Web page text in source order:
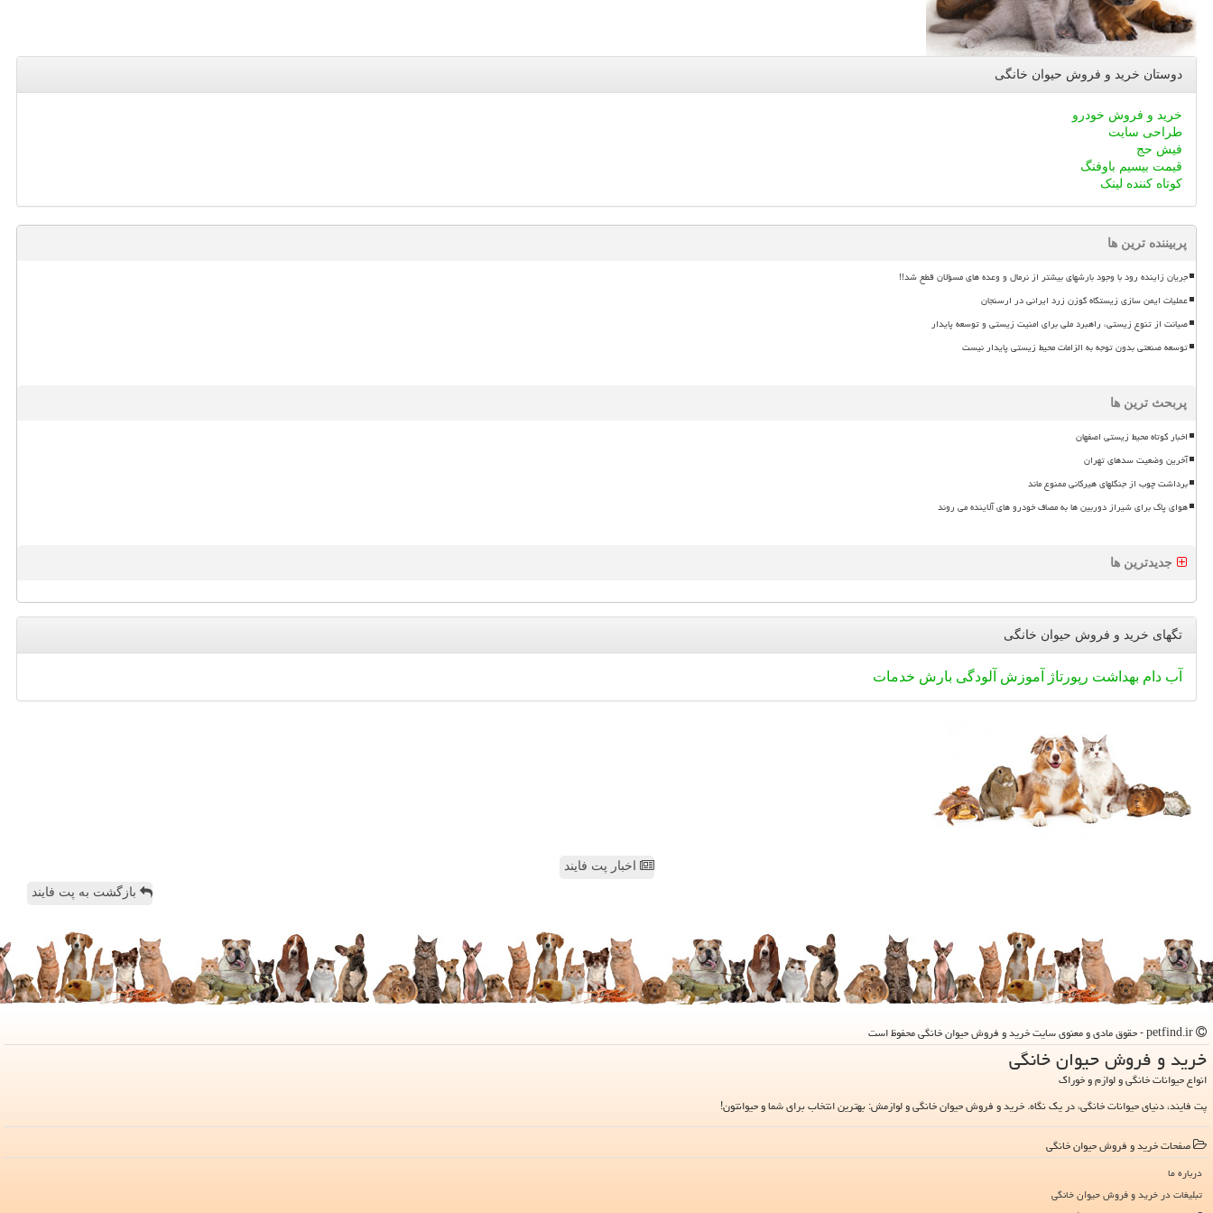
دوستان خرید و فروش حیوان خانگی
خرید و فروش خودرو
طراحی سایت
فیش حج
قیمت بیسیم باوفنگ
کوتاه کننده لینک
پربیننده ترین ها
جریان زاینده رود با وجود بارشهای بیشتر از نرمال و وعده های مسؤلان قطع شد!!
عملیات ایمن سازی زیستگاه گوزن زرد ایرانی در ارسنجان
صیانت از تنوع زیستی، راهبرد ملی برای امنیت زیستی و توسعه پایدار
توسعه صنعتی بدون توجه به الزامات محیط زیستی پایدار نیست
پربحث ترین ها
اخبار کوتاه محیط زیستی اصفهان
آخرین وضعیت سدهای تهران
برداشت چوب از جنگلهای هیرکانی ممنوع ماند
هوای پاک برای شیراز دوربین ها به مصاف خودرو های آلاینده می روند
جدیدترین ها
تگهای خرید و فروش حیوان خانگی
آب دام بهداشت رپورتاژ آموزش آلودگی بارش خدمات
اخبار پت فایند
بازگشت به پت فایند
خرید و فروش حیوان خانگی
انواع حیوانات خانگی و لوازم و خوراک
پت فایند، دنیای حیوانات خانگی، در یک نگاه. خرید و فروش حیوان خانگی و لوازمش: بهترین انتخاب برای شما و حیوانتون!
صفحات خرید و فروش حیوان خانگی
درباره ما
تبلیغات در خرید و فروش حیوان خانگی